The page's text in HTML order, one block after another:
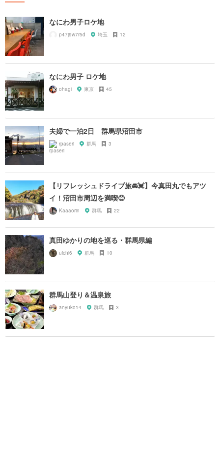
なにわ男子ロケ地
p47j9w7r5d 埼玉 12
なにわ男子 ロケ地
ohagi 東京 45
夫婦で一泊2日 群馬県沼田市
rpaseri 群馬 3
【リフレッシュドライブ旅🚘💓】今真田丸でもアツ
イ！沼田市周辺を満喫😊
Kaaaorin 群馬 22
真田ゆかりの地を巡る・群馬県編
uichi6 群馬 10
群馬山登り＆温泉旅
anyuko14 群馬 3